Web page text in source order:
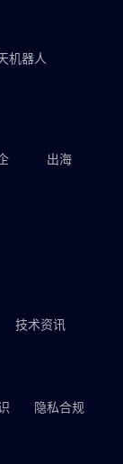
机器人
出海
技术资讯
隐私合规